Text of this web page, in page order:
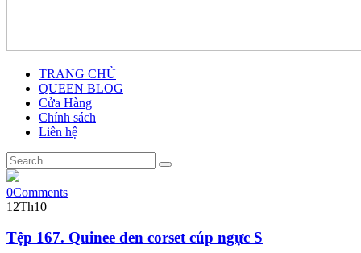
TRANG CHỦ
QUEEN BLOG
Cửa Hàng
Chính sách
Liên hệ
0Comments
12Th10
Tệp 167. Quinee đen corset cúp ngực S